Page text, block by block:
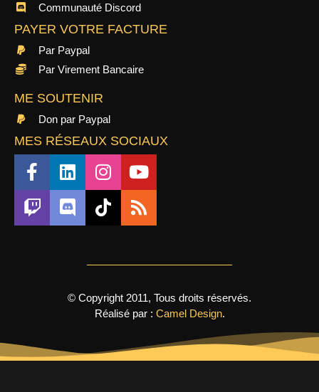
Communauté Discord
PAYER VOTRE FACTURE
Par Paypal
Par Virement Bancaire
ME SOUTENIR
Don par Paypal
MES RÉSEAUX SOCIAUX
© Copyright 2011, Tous droits réservés.
Réalisé par : Camel Design.